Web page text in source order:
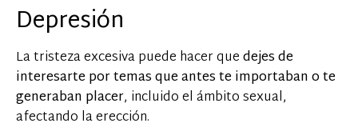
Depresión
La tristeza excesiva puede hacer quedejes de
interesarte por temas que antes te importaban o te
generaban placer, incluido el ámbito sexual,
afectando la erección.